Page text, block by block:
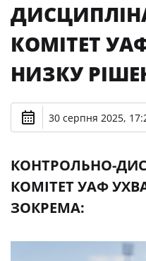
КОМІТЕТ
НИЗКУ
30 серпня 2025,
КОНТРОЛЬНО-
КОМІТЕТ УАФ
ЗОКРЕМА: